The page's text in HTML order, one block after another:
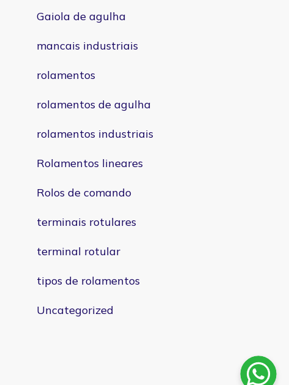
Gaiola de agulha
mancais industriais
rolamentos
rolamentos de agulha
rolamentos industriais
Rolamentos lineares
Rolos de comando
terminais rotulares
terminal rotular
tipos de rolamentos
Uncategorized